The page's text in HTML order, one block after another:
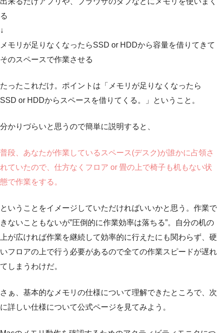
る
↓
メモリが足りなくなったらSSD or HDDから容量を借りてきて
そのスペースで作業させる
たったこれだけ。ポイントは「メモリが足りなくなったら
SSD or HDDからスペースを借りてくる。」ということ。
分かりづらいと思うので簡単に説明すると、
普段、あなたが作業しているスペース(デスク)が誰かに占領さ
れていたので、仕方なくフロア or 畳の上で椅子も机もない状
態で作業をする。
ということをイメージしていただければいいかと思う。作業で
きないこともないが”圧倒的に作業効率は落ちる”。自分の机の
上が広ければ作業を継続して効率的に行えたにも関わらず、硬
いフロアの上で行う必要があるので全ての作業スピードが遅れ
てしまうわけだ。
さぁ、基本的なメモリの仕様について理解できたところで、次
に詳しい仕様について公式ページを見てみよう。